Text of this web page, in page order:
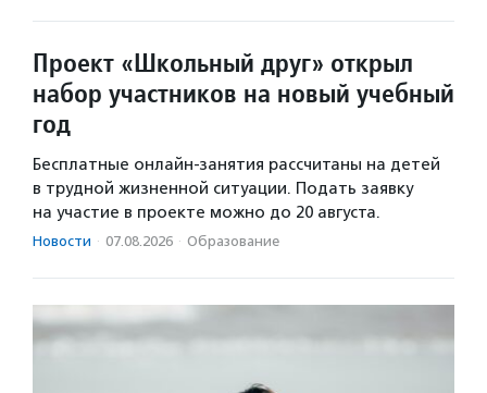
Проект «Школьный друг» открыл
набор участников на новый учебный
год
Бесплатные онлайн-занятия рассчитаны на детей
в трудной жизненной ситуации. Подать заявку
на участие в проекте можно до 20 августа.
Новости · 07.08.2026 · Образование